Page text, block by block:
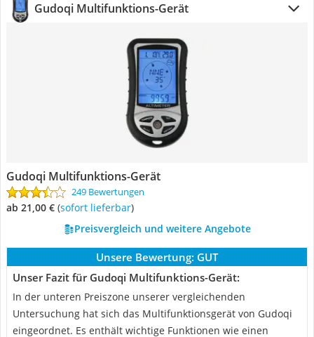
Gudoqi Multifunktions-Gerät
Gudoqi Multifunktions-Gerät
249 Bewertungen
ab 21,00 € ( Sofort lieferbar)
Preisvergleich und weitere Angebote
Unsere Bewertung: GUT
Unser Fazit für Gudoqi Multifunktions-Gerät:
In der unteren Preiszone unserer vergleichenden
Untersuchung hat sich das Multifunktionsgerät von Gudoqi
eingeordnet. Es enthält wichtige Funktionen wie einen